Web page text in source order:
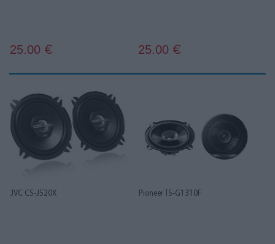
25.00 € 25.00 €
JVC CS-J520X Pioneer TS-G1310F